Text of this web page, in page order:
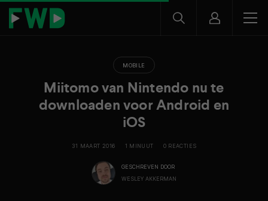
MOBILE
Miitomo van Nintendo nu te
downloaden voor Android en
iOS
31 MAART 2016 1 MINUUT 0 REACTIES
GESCHREVEN DOOR
WESLEY AKKERMAN